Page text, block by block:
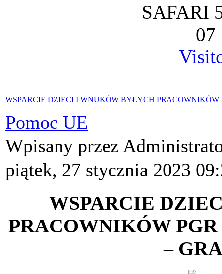
SAFARI
07
WSPARCIE DZIECI I WNUKÓW BYŁYCH PRACOWNIKÓW
Pomoc UE
Wpisany przez
piątek, 27 stycznia 2023
WSPARCIE
PRACOWNIKÓW
–